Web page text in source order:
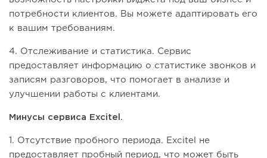
потребности клиентов. Вы можете адаптировать его
к вашим требованиям.
4. Отслеживание и статистика. Сервис
предоставляет информацию о статистике звонков и
записям разговоров, что помогает в анализе и
улучшении работы с клиентами.
Минусы сервиса Excitel.
1. Отсутствие пробного периода. Excitel не
предоставляет пробный период, что может быть